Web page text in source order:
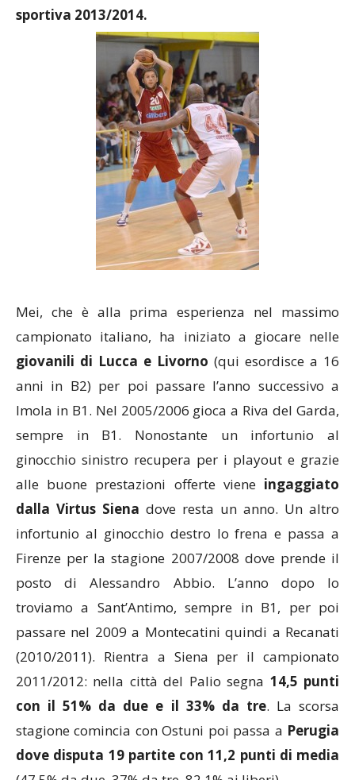
sportiva 2013/2014.
Mei, che è alla prima esperienza nel massimo
campionato italiano, ha iniziato a giocare nelle
giovanili di Lucca e Livorno (qui esordisce a 16
anni in B2) per poi passare l’anno successivo a
Imola in B1. Nel 2005/2006 gioca a Riva del Garda,
sempre in B1. Nonostante un infortunio al
ginocchio sinistro recupera per i playout e grazie
alle buone prestazioni offerte viene ingaggiato
dalla Virtus Siena dove resta un anno. Un altro
infortunio al ginocchio destro lo frena e passa a
Firenze per la stagione 2007/2008 dove prende il
posto di Alessandro Abbio. L’anno dopo lo
troviamo a Sant’Antimo, sempre in B1, per poi
passare nel 2009 a Montecatini quindi a Recanati
(2010/2011). Rientra a Siena per il campionato
2011/2012: nella città del Palio segna 14,5 punti
con il 51% da due e il 33% da tre. La scorsa
stagione comincia con Ostuni poi passa a Perugia
dove disputa 19 partite con 11,2 punti di media